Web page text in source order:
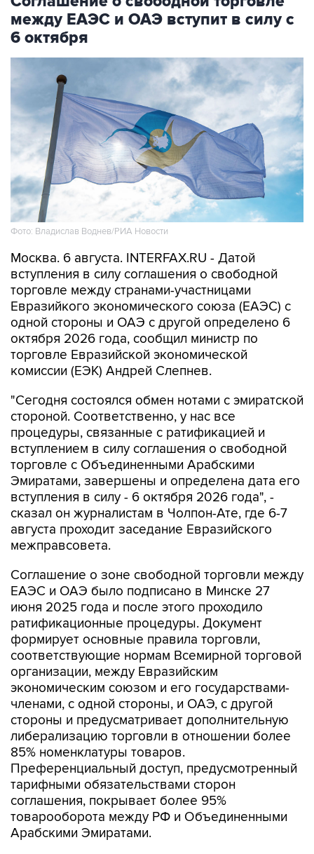
между ЕАЭС и ОАЭ вступит в силу с
6 октября
Фото: Владислав Воднев/РИА Новости
Москва. 6 августа. INTERFAX.RU - Датой
вступления в силу соглашения о свободной
торговле между странами-участницами
Евразийкого экономического союза (ЕАЭС) с
одной стороны и ОАЭ с другой определено 6
октября 2026 года, сообщил министр по
торговле Евразийской экономической
комиссии (ЕЭК) Андрей Слепнев.
"Сегодня состоялся обмен нотами с эмиратской
стороной. Соответственно, у нас все
процедуры, связанные с ратификацией и
вступлением в силу соглашения о свободной
торговле с Объединенными Арабскими
Эмиратами, завершены и определена дата его
вступления в силу - 6 октября 2026 года", -
сказал он журналистам в Чолпон-Ате, где 6-7
августа проходит заседание Евразийского
межправсовета.
Соглашение о зоне свободной торговли между
ЕАЭС и ОАЭ было подписано в Минске 27
июня 2025 года и после этого проходило
ратификационные процедуры. Документ
формирует основные правила торговли,
соответствующие нормам Всемирной торговой
организации, между Евразийским
экономическим союзом и его государствами-
членами, с одной стороны, и ОАЭ, с другой
стороны и предусматривает дополнительную
либерализацию торговли в отношении более
85% номенклатуры товаров.
Преференциальный доступ, предусмотренный
тарифными обязательствами сторон
соглашения, покрывает более 95%
товарооборота между РФ и Объединенными
Арабскими Эмиратами.